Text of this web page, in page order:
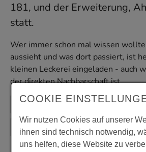
181, und der Erweiterung,
statt.
Wer immer schon mal wissen
aussieht und was dort passiert, ist
kleinen Leckerei eingeladen - auch
der direkten Nachbarschaft ist.
COOKIE
Wir nutzen Cookies auf unserer
ihnen sind technisch notwendig,
uns helfen, diese Website zu